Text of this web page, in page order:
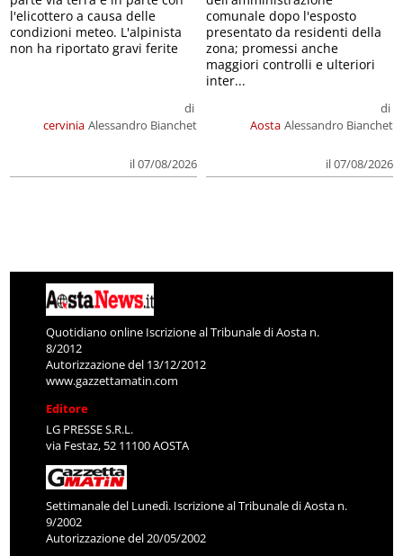
cervinia
di
Alessandro Bianchet
il 07/08/2026
l'elicottero a causa delle
condizioni meteo. L'alpinista
non ha riportato gravi ferite
Aosta
di
Alessandro Bianchet
il 07/08/2026
comunale dopo l'esposto
presentato da residenti della
zona; promessi anche
maggiori controlli e ulteriori
inter...
Quotidiano online Iscrizione al Tribunale di Aosta n.
8/2012
Autorizzazione del 13/12/2012
www.gazzettamatin.com
Editore
LG PRESSE S.R.L.
via Festaz, 52 11100 AOSTA
Settimanale del Lunedì. Iscrizione al Tribunale di Aosta n.
9/2002
Autorizzazione del 20/05/2002